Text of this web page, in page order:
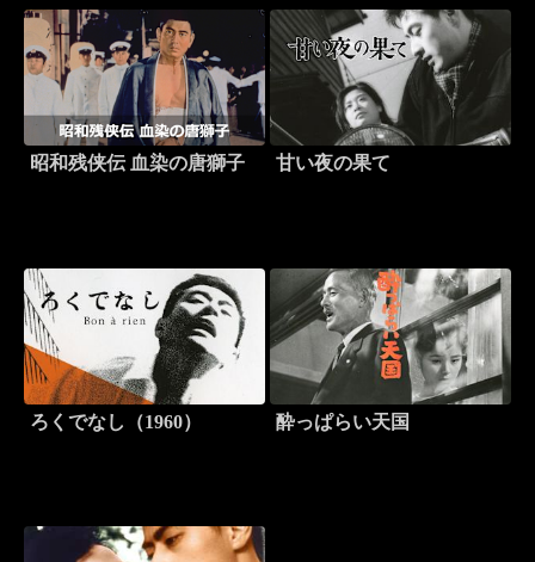
昭和残侠伝 血染の唐獅子 甘い夜の果て
ろくでなし（1960） 酔っぱらい天国